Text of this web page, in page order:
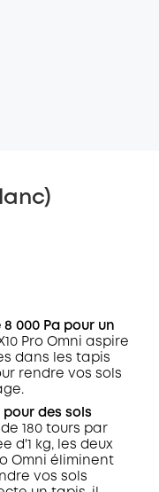
000 Pa pour un
Pro Omni aspire
dans les tapis
rendre vos sols
des sols
180 tours par
d'1 kg, les deux
Omni éliminent
vos sols